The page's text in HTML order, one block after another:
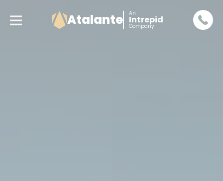
Atalante An
Intrepid
Company